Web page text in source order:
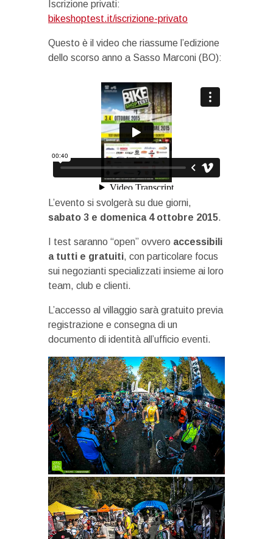
Iscrizione privati:
bikeshoptest.it/iscrizione-privato
Questo è il video che riassume l’edizione
dello scorso anno a Sasso Marconi (BO):
L’evento si svolgerà su due giorni,
sabato 3 e domenica 4 ottobre 2015.
I test saranno “open” ovvero accessibili
a tutti e gratuiti, con particolare focus
sui negozianti specializzati insieme ai loro
team, club e clienti.
L’accesso al villaggio sarà gratuito previa
registrazione e consegna di un
documento di identità all’ufficio eventi.